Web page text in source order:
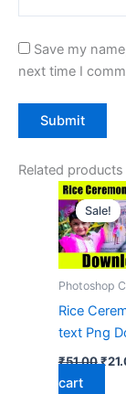
Save my
next time I
Related products
Sale!
Sale!
Photoshop
Rice
text Png
₹51.00₹
cart